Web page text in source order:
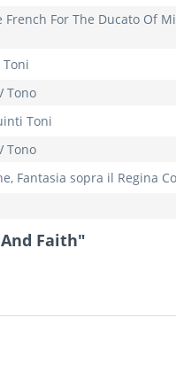
For The Ducato Of
Tono
Toni
Tono
Fantasia sopra il Regina
Faith"